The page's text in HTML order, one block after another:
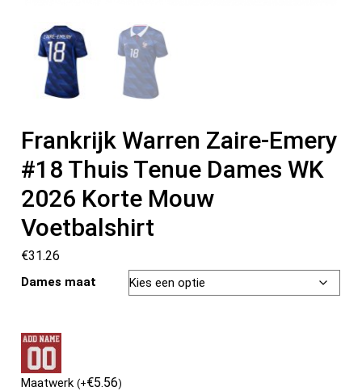
Frankrijk Warren Zaire-Emery
#18 Thuis Tenue Dames WK
2026 Korte Mouw
Voetbalshirt
€31.26
Dames maat
Maatwerk(+€5.56)